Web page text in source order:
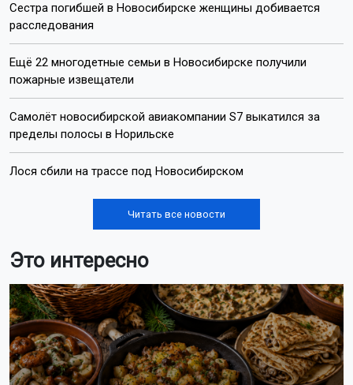
Сестра погибшей в Новосибирске женщины добивается
расследования
Ещё 22 многодетные семьи в Новосибирске получили
пожарные извещатели
Самолёт новосибирской авиакомпании S7 выкатился за
пределы полосы в Норильске
Лося сбили на трассе под Новосибирском
Читать все новости
Это интересно